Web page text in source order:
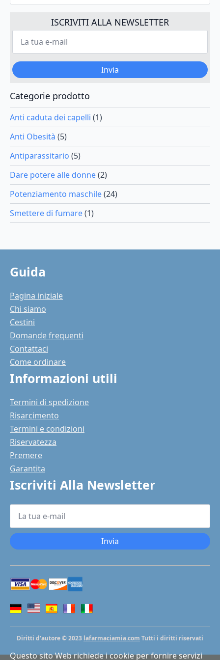
del
prodotto
pagina
del
ISCRIVITI ALLA NEWSLETTER
La
tua
* Invia
Categorie prodotto
Anti caduta dei capelli (1)
Anti Obesità (5)
Antiparassitario (5)
Dare potere alle donne(2)
Potenziamento maschile(24)
Smettere di fumare(1)
Guida
Pagina iniziale
Chi siamo
Cestini
Domande frequenti
Contattaci
Come ordinare
Informazioni utili
Termini di spedizione
Risarcimento
Termini e condizioni
Riservatezza
Premere
Garantita
Iscriviti Alla Newsletter
La
tua
mail
* Invia
Diritti d'autore © 2023 lafarmaciamia.com Tutti i diritti riservati
Questo sito Web richiede i cookie per fornire servizi